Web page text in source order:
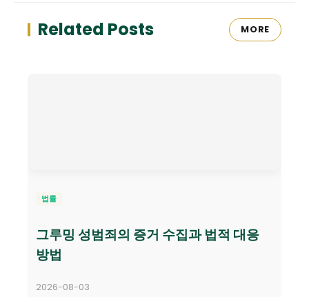
Related Posts MORE
법률
그루밍 성범죄의 증거 수집과 법적 대응
방법
2026-08-03